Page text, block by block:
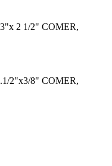
2 1/2" COMER,
2"x3/8" COMER,